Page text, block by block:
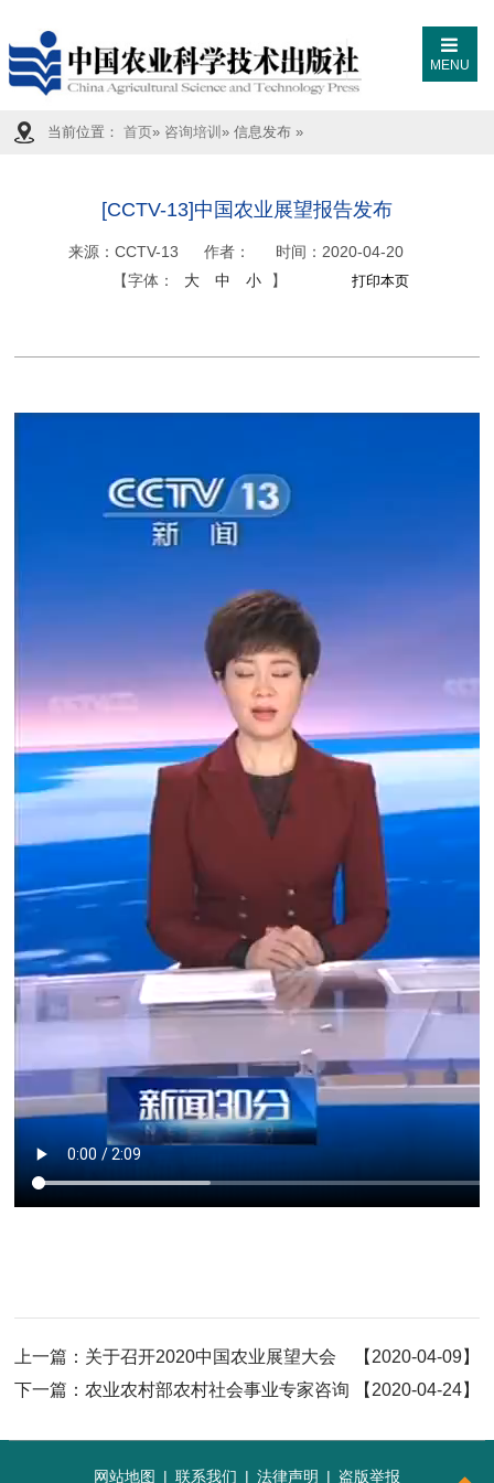
MENU
当前位置：首页» 咨询培训» 信息发布 »
[CCTV-13]中国农业展望报告发布
来源： CCTV-13 作者： 时间： 2020-04-20
【字体：
大 中 小 】
【2020-04-09】
上一篇： 关于召开2020中国农业展望大会
的正式通知
【2020-04-24】
下一篇：农业农村部农村社会事业专家咨询
网站地图 | 联系我们 | 法律声明 | 盗版举报